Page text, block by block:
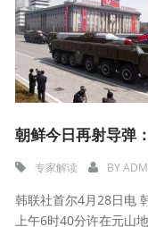
朝鲜今日再射导弹
专家解读 BY
韩联社首尔4月28日电
上午6时40分许在元山